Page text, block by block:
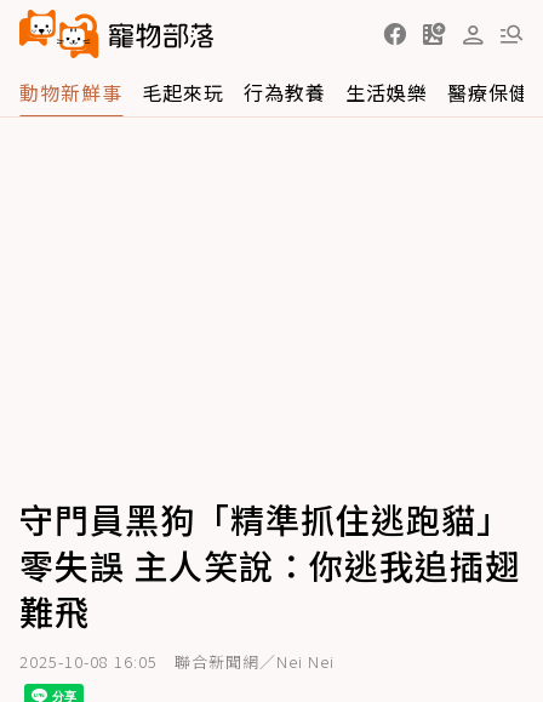
動物新鮮事 毛起來玩 行為教養 生活娛樂 醫療保健
守門員黑狗「精準抓住逃跑貓」
零失誤 主人笑說：你逃我追插翅
難飛
2025-10-08 16:05 聯合新聞網／Nei Nei